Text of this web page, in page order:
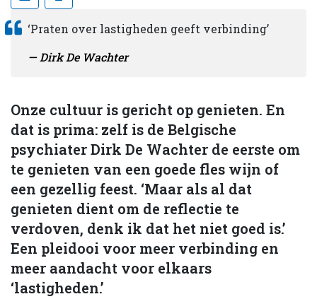
‘Praten over lastigheden geeft verbinding’
Dirk De Wachter
Onze cultuur is gericht op genieten. En
dat is prima: zelf is de Belgische
psychiater Dirk De Wachter de eerste om
te genieten van een goede fles wijn of
een gezellig feest. ‘Maar als al dat
genieten dient om de reflectie te
verdoven, denk ik dat het niet goed is.’
Een pleidooi voor meer verbinding en
meer aandacht voor elkaars
‘lastigheden.’